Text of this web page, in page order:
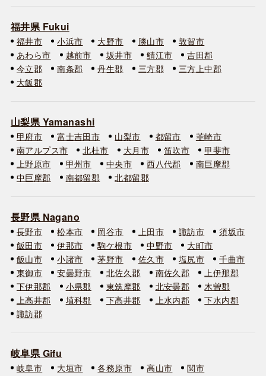
福井県 Fukui
福井市 小浜市 大野市 勝山市
敦賀市
あわら市
越前市 坂井市 鯖江市
吉田郡
今立郡
南条郡 丹生郡 三方郡
三方上中郡
大飯郡
山梨県 Yamanashi
甲府市 富士吉田市 山梨市 都留市
韮崎市
南アルプス市
北杜市 大月市 笛吹市
甲斐市
上野原市
甲州市 中央市 西八代郡
南巨摩郡
中巨摩郡
南都留郡 北都留郡
長野県 Nagano
長野市 松本市 岡谷市 上田市 諏訪市
須坂市
飯田市
伊那市 駒ケ根市 中野市
大町市
飯山市
小諸市 茅野市 佐久市 塩尻市
千曲市
東御市
安曇野市 北佐久郡 南佐久郡
上伊那郡
下伊那郡
小県郡 東筑摩郡 北安曇郡
木曽郡
上高井郡
埴科郡 下高井郡 上水内郡
下水内郡
諏訪郡
岐阜県 Gifu
岐阜市 大垣市 各務原市 高山市
関市